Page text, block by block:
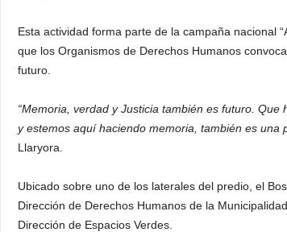
Esta actividad forma parte de la campaña nacional
que los Organismos de Derechos Humanos
futuro.
“Memoria, verdad y Justicia también es futuro.
y estemos aquí haciendo memoria, también es una
Llaryora.
Ubicado sobre uno de los laterales del predio, el
Dirección de Derechos Humanos de la
Dirección de Espacios Verdes.